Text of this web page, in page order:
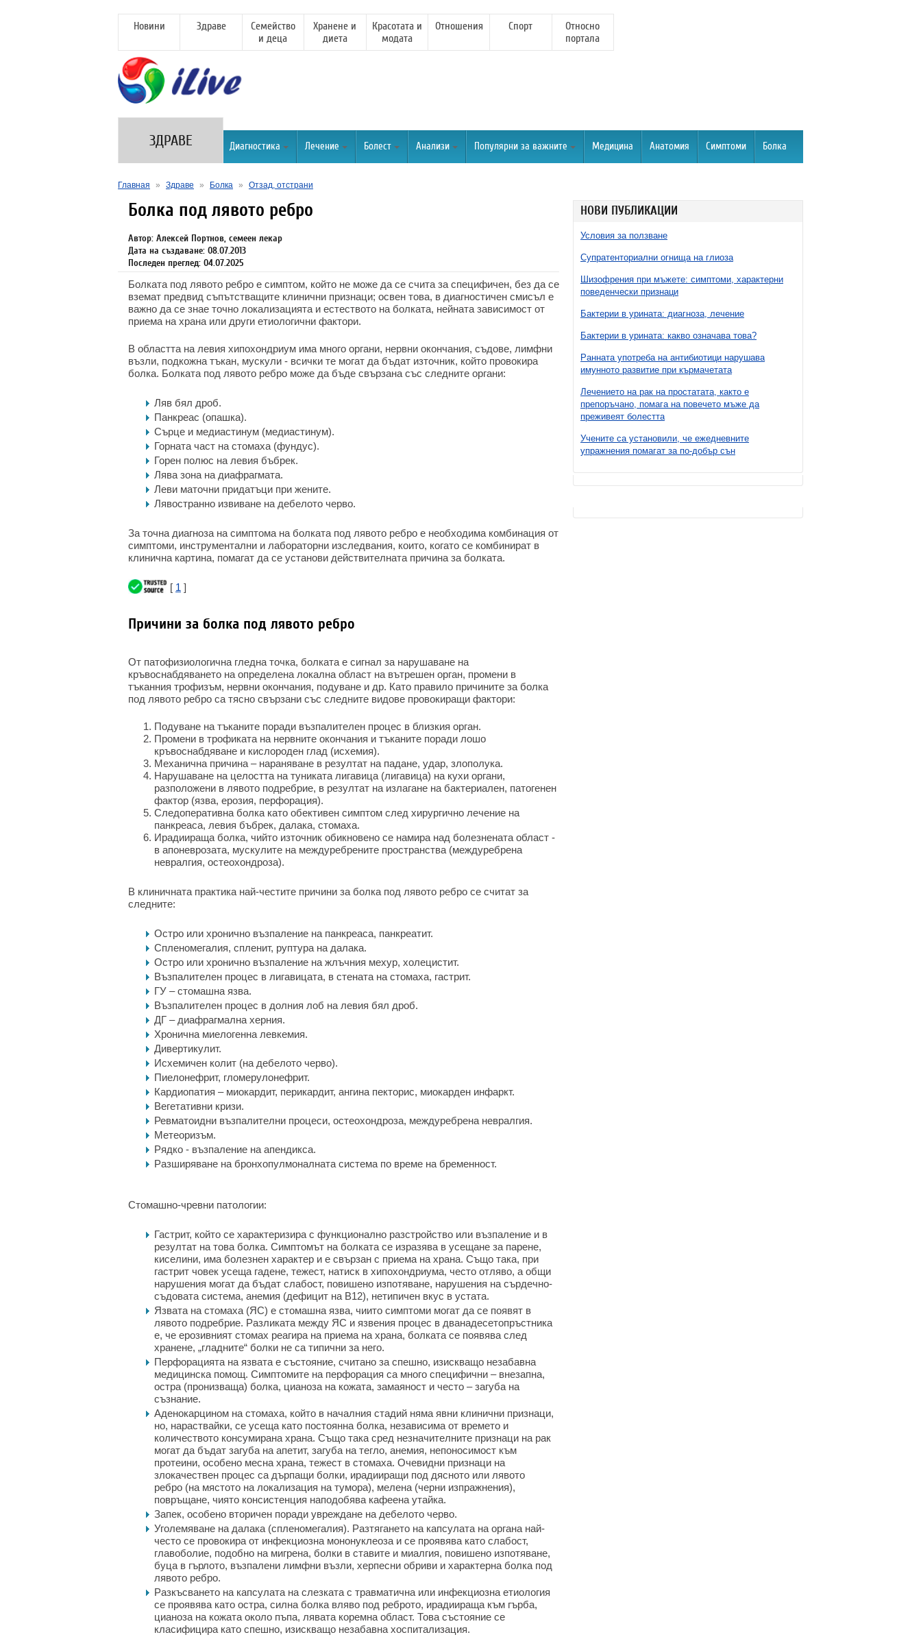
Новини Здраве
Семейство
и деца
Хранене и
диета
Красотата и
модата
Отношения Спорт
Относно
портала
ЗДРАВЕ Диагностика Лечение Болест Анализи Популярни за важните Медицина Анатомия Симптоми Болка
Главная » Здраве » Болка » Отзад, отстрани
НОВИ ПУБЛИКАЦИИ
Условия за ползване
Супратенториални огнища на глиоза
Шизофрения при мъжете: симптоми, характерни
поведенчески признаци
Бактерии в урината: диагноза, лечение
Бактерии в урината: какво означава това?
Ранната употреба на антибиотици нарушава
имунното развитие при кърмачетата
Лечението на рак на простатата, както е
препоръчано, помага на повечето мъже да
преживеят болестта
Учените са установили, че ежедневните
упражнения помагат за по-добър сън
Болка под лявото ребро
Автор: Алексей Портнов, семеен лекар
Дата на създаване: 08.07.2013
Последен преглед: 04.07.2025
Болката под лявото ребро е симптом, който не може да се счита за специфичен, без да се
вземат предвид съпътстващите клинични признаци; освен това, в диагностичен смисъл е
важно да се знае точно локализацията и естеството на болката, нейната зависимост от
приема на храна или други етиологични фактори.
В областта на левия хипохондриум има много органи, нервни окончания, съдове, лимфни
възли, подкожна тъкан, мускули - всички те могат да бъдат източник, който провокира
болка. Болката под лявото ребро може да бъде свързана със следните органи:
Ляв бял дроб.
Панкреас (опашка).
Сърце и медиастинум (медиастинум).
Горната част на стомаха (фундус).
Горен полюс на левия бъбрек.
Лява зона на диафрагмата.
Леви маточни придатъци при жените.
Лявостранно извиване на дебелото черво.
За точна диагноза на симптома на болката под лявото ребро е необходима комбинация от
симптоми, инструментални и лабораторни изследвания, които, когато се комбинират в
клинична картина, помагат да се установи действителната причина за болката.
[ 1 ]
Причини за болка под лявото ребро
От патофизиологична гледна точка, болката е сигнал за нарушаване на
кръвоснабдяването на определена локална област на вътрешен орган, промени в
тъканния трофизъм, нервни окончания, подуване и др. Като правило причините за болка
под лявото ребро са тясно свързани със следните видове провокиращи фактори:
Подуване на тъканите поради възпалителен процес в близкия орган.
Промени в трофиката на нервните окончания и тъканите поради лошо
кръвоснабдяване и кислороден глад (исхемия).
Механична причина – нараняване в резултат на падане, удар, злополука.
Нарушаване на целостта на туниката лигавица (лигавица) на кухи органи,
разположени в лявото подребрие, в резултат на излагане на бактериален, патогенен
фактор (язва, ерозия, перфорация).
Следоперативна болка като обективен симптом след хирургично лечение на
панкреаса, левия бъбрек, далака, стомаха.
Ирадиираща болка, чийто източник обикновено се намира над болезнената област -
в апоневрозата, мускулите на междуребрените пространства (междуребрена
невралгия, остеохондроза).
В клиничната практика най-честите причини за болка под лявото ребро се считат за
следните:
Остро или хронично възпаление на панкреаса, панкреатит.
Спленомегалия, спленит, руптура на далака.
Остро или хронично възпаление на жлъчния мехур, холецистит.
Възпалителен процес в лигавицата, в стената на стомаха, гастрит.
ГУ – стомашна язва.
Възпалителен процес в долния лоб на левия бял дроб.
ДГ – диафрагмална херния.
Хронична миелогенна левкемия.
Дивертикулит.
Исхемичен колит (на дебелото черво).
Пиелонефрит, гломерулонефрит.
Кардиопатия – миокардит, перикардит, ангина пекторис, миокарден инфаркт.
Вегетативни кризи.
Ревматоидни възпалителни процеси, остеохондроза, междуребрена невралгия.
Метеоризъм.
Рядко - възпаление на апендикса.
Разширяване на бронхопулмоналната система по време на бременност.
Стомашно-чревни патологии:
Гастрит, който се характеризира с функционално разстройство или възпаление и в
резултат на това болка. Симптомът на болката се изразява в усещане за парене,
киселини, има болезнен характер и е свързан с приема на храна. Също така, при
гастрит човек усеща гадене, тежест, натиск в хипохондриума, често отляво, а общи
нарушения могат да бъдат слабост, повишено изпотяване, нарушения на сърдечно-
съдовата система, анемия (дефицит на B12), нетипичен вкус в устата.
Язвата на стомаха (ЯС) е стомашна язва, чиито симптоми могат да се появят в
лявото подребрие. Разликата между ЯС и язвения процес в дванадесетопръстника
е, че ерозивният стомах реагира на приема на храна, болката се появява след
хранене, „гладните“ болки не са типични за него.
Перфорацията на язвата е състояние, считано за спешно, изискващо незабавна
медицинска помощ. Симптомите на перфорация са много специфични – внезапна,
остра (пронизваща) болка, цианоза на кожата, замаяност и често – загуба на
съзнание.
Аденокарцином на стомаха, който в началния стадий няма явни клинични признаци,
но, нараствайки, се усеща като постоянна болка, независима от времето и
количеството консумирана храна. Също така сред незначителните признаци на рак
могат да бъдат загуба на апетит, загуба на тегло, анемия, непоносимост към
протеини, особено месна храна, тежест в стомаха. Очевидни признаци на
злокачествен процес са дърпащи болки, ирадииращи под дясното или лявото
ребро (на мястото на локализация на тумора), мелена (черни изпражнения),
повръщане, чиято консистенция наподобява кафеена утайка.
Запек, особено вторичен поради увреждане на дебелото черво.
Уголемяване на далака (спленомегалия). Разтягането на капсулата на органа най-
често се провокира от инфекциозна мононуклеоза и се проявява като слабост,
главоболие, подобно на мигрена, болки в ставите и миалгия, повишено изпотяване,
буца в гърлото, възпалени лимфни възли, херпесни обриви и характерна болка под
лявото ребро.
Разкъсването на капсулата на слезката с травматична или инфекциозна етиология
се проявява като остра, силна болка вляво под реброто, ирадиираща към гърба,
цианоза на кожата около пъпа, лявата коремна област. Това състояние се
класифицира като спешно, изискващо незабавна хоспитализация.